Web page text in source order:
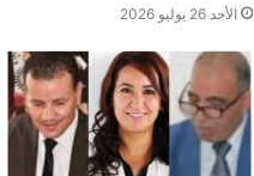
الأحد 26 يوليو 2026